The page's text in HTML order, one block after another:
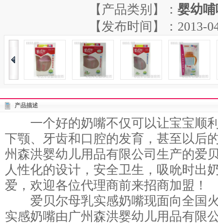
【产品类别】： 婴幼
【发布时间】：2013-
产品描述
一个好的奶嘴不仅可以让宝宝顺
下颚、牙齿和口腔的发育，甚至以后
州森洪婴幼儿用品有限公司生产的爱
人性化的设计，安全卫生，吸吮时出
爱，欢迎各位代理商前来招商加盟！
爱贝尔母乳实感奶嘴现面向全国
实感奶嘴由广州森洪婴幼儿用品有限